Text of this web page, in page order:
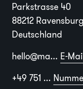
Parkstrasse 40
88212 Ravensburg
Deutschland
hello@ma... E-
+49 751 ...